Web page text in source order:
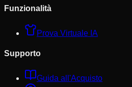
Funzionalità
Prova Virtuale IA
Supporto
Guida all'Acquisto